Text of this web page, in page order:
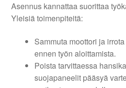
Asennus kannattaa suorittaa
Yleisiä toimenpiteitä:
Sammuta moottori ja
ennen työn aloittamista.
Poista tarvittaessa
suojapaneelit pääsyä